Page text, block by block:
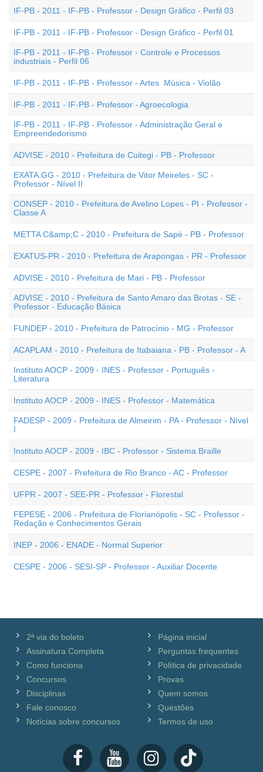
IF-PB - 2011 - IF-PB - Professor - Design Gráfico - Perfil 03
IF-PB - 2011 - IF-PB - Professor - Design Gráfico - Perfil 01
IF-PB - 2011 - IF-PB - Professor - Controle e Processos
industriais - Perfil 06
IF-PB - 2011 - IF-PB - Professor - Artes  Música - Violão
IF-PB - 2011 - IF-PB - Professor - Agroecologia
IF-PB - 2011 - IF-PB - Professor - Administração Geral e
Empreendedorismo
ADVISE - 2010 - Prefeitura de Cuitegi - PB - Professor
EXATA.GG - 2010 - Prefeitura de Vitor Meireles - SC -
Professor - Nível II
CONSEP - 2010 - Prefeitura de Avelino Lopes - PI - Professor -
Classe A
METTA C&amp;C - 2010 - Prefeitura de Sapé - PB - Professor
EXATUS-PR - 2010 - Prefeitura de Arapongas - PR - Professor
ADVISE - 2010 - Prefeitura de Mari - PB - Professor
ADVISE - 2010 - Prefeitura de Santo Amaro das Brotas - SE -
Professor - Educação Básica
FUNDEP - 2010 - Prefeitura de Patrocínio - MG - Professor
ACAPLAM - 2010 - Prefeitura de Itabaiana - PB - Professor - A
Instituto AOCP - 2009 - INES - Professor - Português -
Literatura
Instituto AOCP - 2009 - INES - Professor - Matemática
FADESP - 2009 - Prefeitura de Almeirim - PA - Professor - Nível
I
Instituto AOCP - 2009 - IBC - Professor - Sistema Braille
CESPE - 2007 - Prefeitura de Rio Branco - AC - Professor
UFPR - 2007 - SEE-PR - Professor - Florestal
FEPESE - 2006 - Prefeitura de Florianópolis - SC - Professor -
Redação e Conhecimentos Gerais
INEP - 2006 - ENADE - Normal Superior
CESPE - 2006 - SESI-SP - Professor - Auxiliar Docente
2ª via do boleto
Assinatura Completa
Como funciona
Concursos
Disciplinas
Fale conosco
Notícias sobre concursos
Página inicial
Perguntas frequentes
Política de privacidade
Provas
Quem somos
Questões
Termos de uso